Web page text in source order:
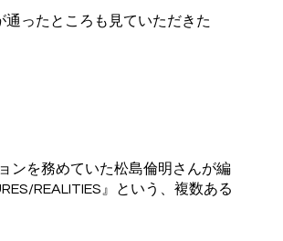
ったところも見ていただきた
ンを務めていた松島倫明さんが編
REALITIES』という、複数ある